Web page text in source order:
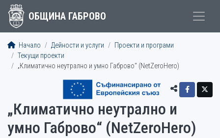
ОБЩИНА ГАБРОВО
Начало Дейности и услуги
Проекти и програми
Текущи проекти
„Климатично неутрално и умно Габрово“ (NetZeroHero)
„Климатично неутрално и
умно Габрово“ (NetZeroHero)